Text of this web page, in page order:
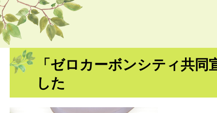
「ゼロカーボンシティ共同
した